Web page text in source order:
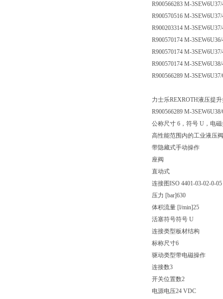
R900566283 M-
R900570516 M-
R900203314 M-
R900570174 M-
R900570174 M-
R900570174 M-
R900566289 M-
力士乐REXROTH液压提
R900566289 M-
公称尺寸 6，符号 U，电
高性能范围内的工业液压
带隐藏式手动操作
座阀
直动式
连接图ISO 4401-03-02-0-05
压力 [bar]630
体积流量 [l/min]25
活塞符号符号 U
连接类型板材结构
标称尺寸6
驱动类型带电磁操作
连接数3
开关位置数2
电源电压24 VDC